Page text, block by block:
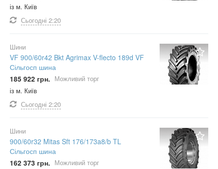
із м. Київ
Сьогодні 2:20
Шини
VF 900/60r42 Bkt Agrimax V-flecto 189d VF
Сільгосп шина
185 922 грн. Можливий торг
із м. Київ
Сьогодні 2:20
Шини
900/60r32 Mitas Sft 176/173a8/b TL
Сільгосп шина
162 373 грн. Можливий торг